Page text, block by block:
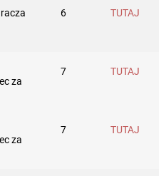
6 TUTAJ
za
7 TUTAJ
za
7 TUTAJ